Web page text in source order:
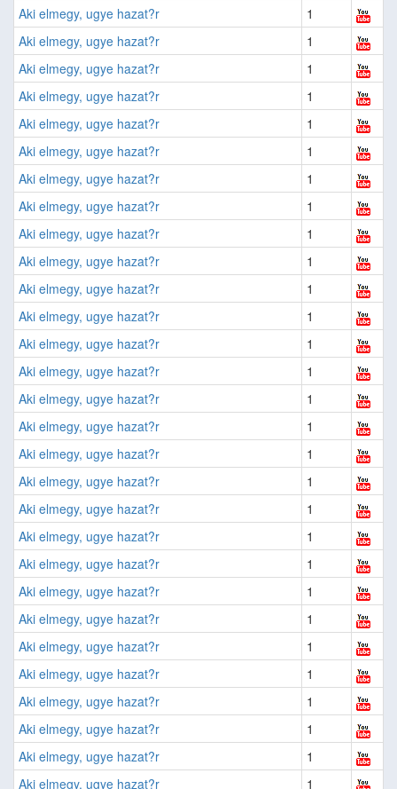
Aki elmegy, ugye hazat?r
1
Aki elmegy, ugye hazat?r
1
Aki elmegy, ugye hazat?r
1
Aki elmegy, ugye hazat?r
1
Aki elmegy, ugye hazat?r
1
Aki elmegy, ugye hazat?r
1
Aki elmegy, ugye hazat?r
1
Aki elmegy, ugye hazat?r
1
Aki elmegy, ugye hazat?r
1
Aki elmegy, ugye hazat?r
1
Aki elmegy, ugye hazat?r
1
Aki elmegy, ugye hazat?r
1
Aki elmegy, ugye hazat?r
1
Aki elmegy, ugye hazat?r
1
Aki elmegy, ugye hazat?r
1
Aki elmegy, ugye hazat?r
1
Aki elmegy, ugye hazat?r
1
Aki elmegy, ugye hazat?r
1
Aki elmegy, ugye hazat?r
1
Aki elmegy, ugye hazat?r
1
Aki elmegy, ugye hazat?r
1
Aki elmegy, ugye hazat?r
1
Aki elmegy, ugye hazat?r
1
Aki elmegy, ugye hazat?r
1
Aki elmegy, ugye hazat?r
1
Aki elmegy, ugye hazat?r
1
Aki elmegy, ugye hazat?r
1
Aki elmegy, ugye hazat?r
1
Aki elmegy, ugye hazat?r
1